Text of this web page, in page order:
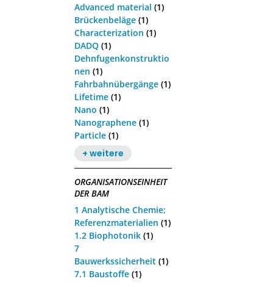
Advanced material (1)
Brückenbeläge (1)
Characterization (1)
DADQ (1)
Dehnfugenkonstruktio
nen (1)
Fahrbahnübergänge (1)
Lifetime (1)
Nano (1)
Nanographene (1)
Particle (1)
+ weitere
ORGANISATIONSEINHEIT
DER BAM
1 Analytische Chemie;
Referenzmaterialien (1)
1.2 Biophotonik (1)
7
Bauwerkssicherheit (1)
7.1 Baustoffe (1)